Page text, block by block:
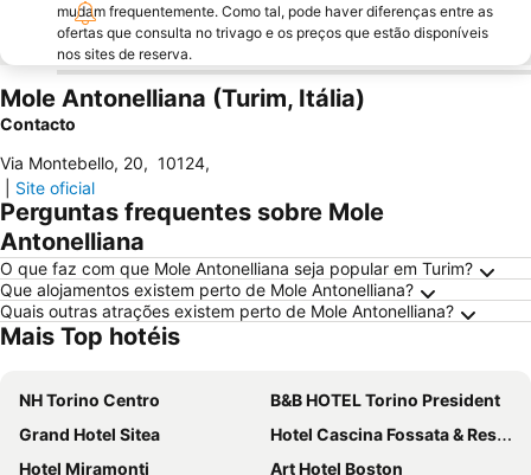
mudam frequentemente. Como tal, pode haver diferenças entre as
ofertas que consulta no trivago e os preços que estão disponíveis
nos sites de reserva.
Mole Antonelliana (Turim, Itália)
Contacto
Via Montebello, 20, 10124,
Site oficial
Perguntas frequentes sobre Mole
Antonelliana
O que faz com que Mole Antonelliana seja popular em Turim?
Que alojamentos existem perto de Mole Antonelliana?
Quais outras atrações existem perto de Mole Antonelliana?
Mais Top hotéis
NH Torino Centro
B&B HOTEL Torino President
Grand Hotel Sitea
Hotel Cascina Fossata & Residence
Hotel Miramonti
Art Hotel Boston